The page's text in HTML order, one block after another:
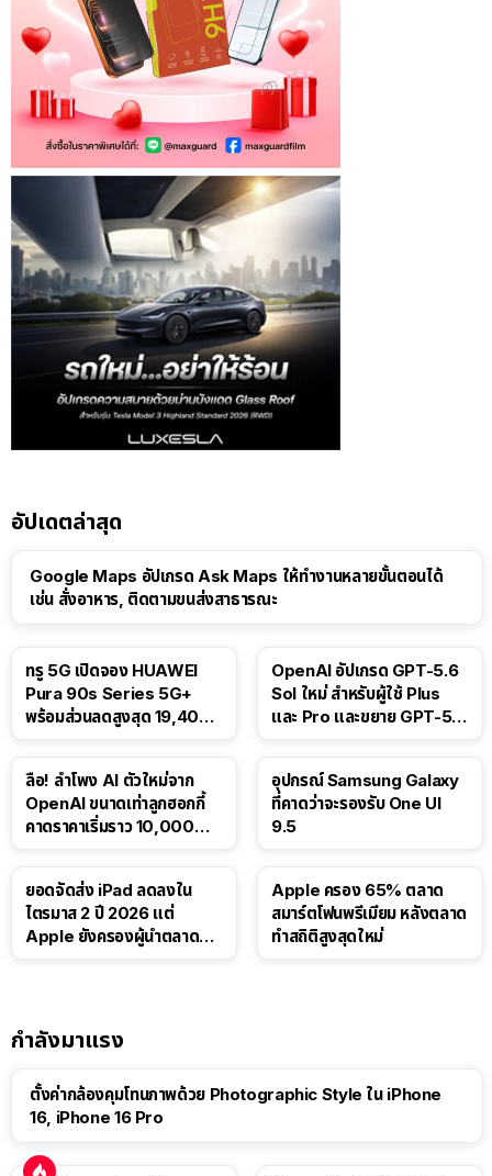
อัปเดตล่าสุด
Google Maps อัปเกรด Ask Maps ให้ทำงานหลายขั้นตอนได้
เช่น สั่งอาหาร, ติดตามขนส่งสาธารณะ
ทรู 5G เปิดจอง HUAWEI
Pura 90s Series 5G+
พร้อมส่วนลดสูงสุด 19,400
OpenAI อัปเกรด GPT-5.6
Sol ใหม่ สำหรับผู้ใช้ Plus
และ Pro และขยาย GPT-5.6
ลือ! ลำโพง AI ตัวใหม่จาก
OpenAI ขนาดเท่าลูกฮอกกี้
คาดราคาเริ่มราว 10,000
อุปกรณ์ Samsung Galaxy
ที่คาดว่าจะรองรับ One UI
9.5
ยอดจัดส่ง iPad ลดลงใน
ไตรมาส 2 ปี 2026 แต่
Apple ยังครองผู้นำตลาด
Apple ครอง 65% ตลาด
สมาร์ตโฟนพรีเมียม หลังตลาด
ทำสถิติสูงสุดใหม่
กำลังมาแรง
ตั้งค่ากล้องคุมโทนภาพด้วย Photographic Style ใน iPhone
16, iPhone 16 Pro